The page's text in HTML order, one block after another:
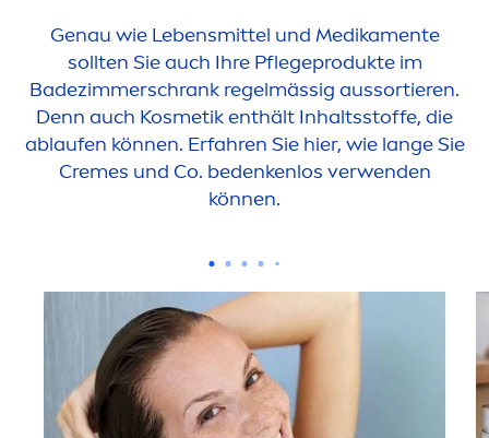
Genau wie Lebensmittel und Medikamente
sollten Sie auch Ihre Pflegeprodukte im
Badezimmerschrank regelmässig aussortieren.
Denn auch Kosmetik enthält Inhaltsstoffe, die
ablaufen können. Erfahren Sie hier, wie lange Sie
Cremes und Co. bedenkenlos verwenden
können.